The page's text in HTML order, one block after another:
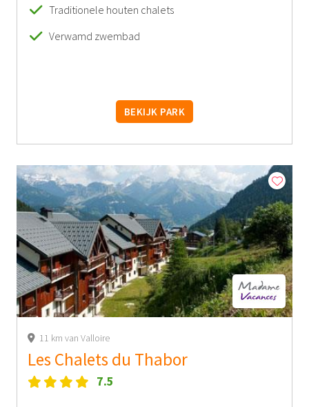
Traditionele houten chalets
Verwamd zwembad
BEKIJK PARK
11 km van Valloire
Les Chalets du Thabor
7.5